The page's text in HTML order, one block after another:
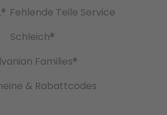
Fehlende Teile Service
Schleich®
Families®
& Rabattcodes